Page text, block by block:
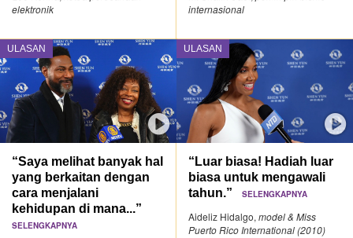
elektronik
internasional
ULASAN
“Saya melihat banyak hal
yang berkaitan dengan
cara menjalani
kehidupan di mana...”
SELENGKAPNYA
ULASAN
“Luar biasa! Hadiah luar
biasa untuk mengawali
tahun.”SELENGKAPNYA
Aideliz Hidalgo,model & Miss
Puerto Rico International (2010)